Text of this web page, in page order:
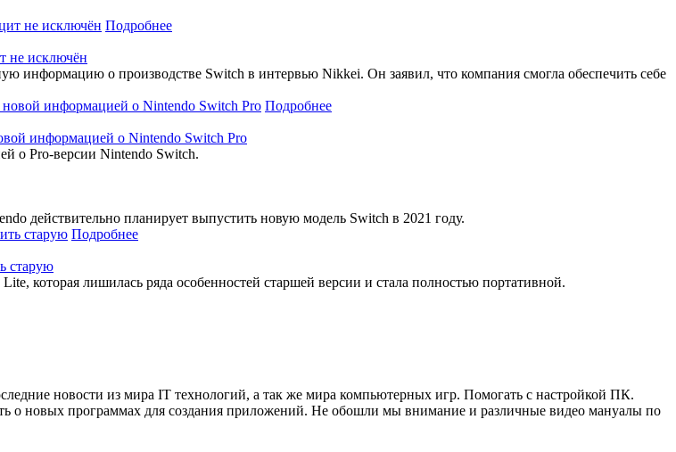
Подробнее
не исключён
информацию о производстве Switch в интервью Nikkei. Он заявил, что компания смогла обеспечить себе
Подробнее
информацией о Nintendo Switch Pro
о Pro-версии Nintendo Switch.
действительно планирует выпустить новую модель Switch в 2021 году.
Подробнее
старую
которая лишилась ряда особенностей старшей версии и стала полностью портативной.
новости из мира IT технологий, а так же мира компьютерных игр. Помогать с настройкой ПК.
о новых программах для создания приложений. Не обошли мы внимание и различные видео мануалы по